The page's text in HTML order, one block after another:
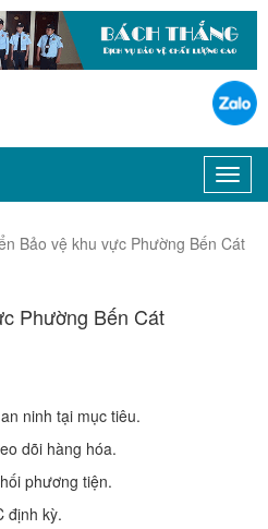
Bảo vệ khu vực Phường Bến Cát
Phường Bến Cát
ninh tại mục tiêu.
dõi hàng hóa.
phương tiện.
định kỳ.